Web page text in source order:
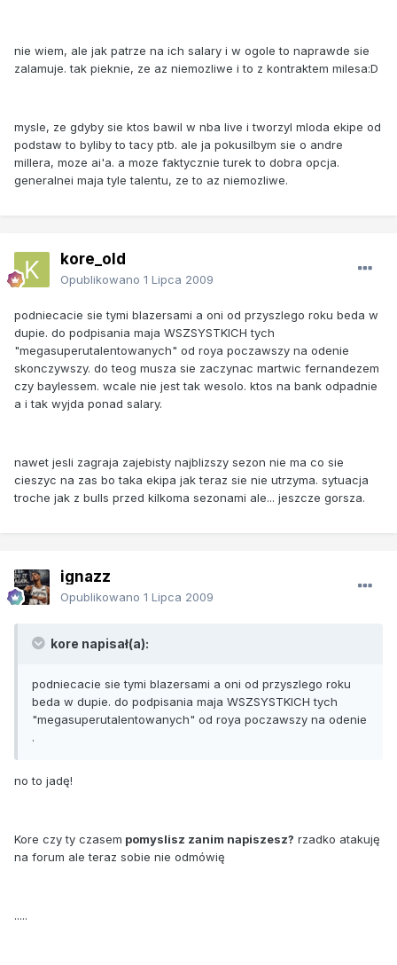
nie wiem, ale jak patrze na ich salary i w ogole to naprawde sie
zalamuje. tak pieknie, ze az niemozliwe i to z kontraktem milesa:D
mysle, ze gdyby sie ktos bawil w nba live i tworzyl mloda ekipe od
podstaw to byliby to tacy ptb. ale ja pokusilbym sie o andre
millera, moze ai'a. a moze faktycznie turek to dobra opcja.
generalnei maja tyle talentu, ze to az niemozliwe.
kore_old
Opublikowano 1 Lipca 2009
podniecacie sie tymi blazersami a oni od przyszlego roku beda w
dupie. do podpisania maja WSZSYSTKICH tych
"megasuperutalentowanych" od roya poczawszy na odenie
skonczywszy. do teog musza sie zaczynac martwic fernandezem
czy baylessem. wcale nie jest tak wesolo. ktos na bank odpadnie
a i tak wyjda ponad salary.
nawet jesli zagraja zajebisty najblizszy sezon nie ma co sie
cieszyc na zas bo taka ekipa jak teraz sie nie utrzyma. sytuacja
troche jak z bulls przed kilkoma sezonami ale... jeszcze gorsza.
ignazz
Opublikowano 1 Lipca 2009
kore napisał(a):
podniecacie sie tymi blazersami a oni od przyszlego roku
beda w dupie. do podpisania maja WSZSYSTKICH tych
"megasuperutalentowanych" od roya poczawszy na odenie
.
no to jadę!
Kore czy ty czasem pomyslisz zanim napiszesz? rzadko atakuję
na forum ale teraz sobie nie odmówię
.....